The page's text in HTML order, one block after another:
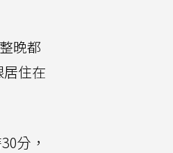
晚都
住在
分，